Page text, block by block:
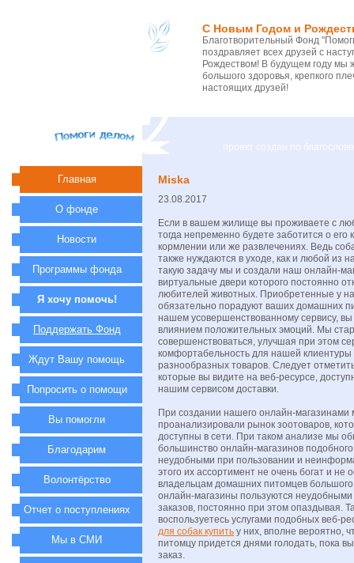
С Новым Годом и
Благотворительный Фонд
поздравляет всех друзей с
Рождеством! В будущем году
большого здоровья, крепкого
настоящих друзей!
проект создан по
Miska
23.08.2017
Если в вашем жилище вы проживаете с
тогда непременно будете заботится о его
кормлении или же развлечениях. Ведь
также нуждаются в уходе, как и любой из
такую задачу мы и создали наш онлайн-
виртуальные двери которого постоянно
любителей животных. Приобретенные у
обязательно порадуют ваших домашних
нашем усовершенствованному сервису,
влиянием положительных эмоций. Мы
совершенствоваться, улучшая при этом
комфортабельность для нашей
разнообразных товаров. Следует
которые вы видите на веб-ресурсе,
нашим сервисом доставки.
При создании нашего онлайн-
проанализировали рынок зоотоваров,
доступны в сети. При таком анализе мы
большинство онлайн-магазинов
неудобными при пользовании и
этого их ассортимент не очень богат и не
владельцам домашних питомцев
онлайн-магазины пользуются неудобными
заказов, постоянно при этом опаздывая.
воспользуетесь услугами подобных веб-
для собак купить у них, вполне вероятно,
питомцу придется днями голодать, пока
заказ.
Главная
О фонде
Новости
Программы фонда
Я хочу помочь!
Поддержать Фонд
Ждут Вашу помощь
Попросить о помощи
Вы помогли
Благодарим
Волонтёрство
Отчет о поступлениях
Мы в СМИ